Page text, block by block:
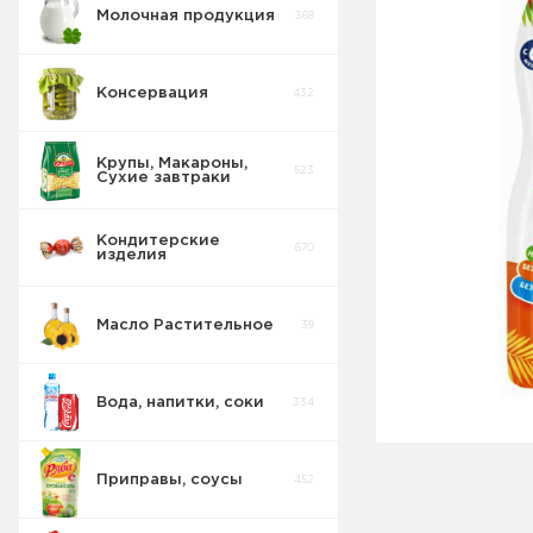
Молочная продукция 368
Консервация 432
Крупы, Макароны,
Сухие завтраки
523
Кондитерские
изделия
670
Масло Растительное 39
Вода, напитки, соки 334
Приправы, соусы 452